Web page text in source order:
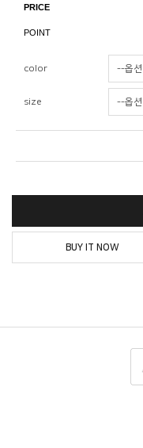
PRICE
POINT
color
size
BUY IT NOW